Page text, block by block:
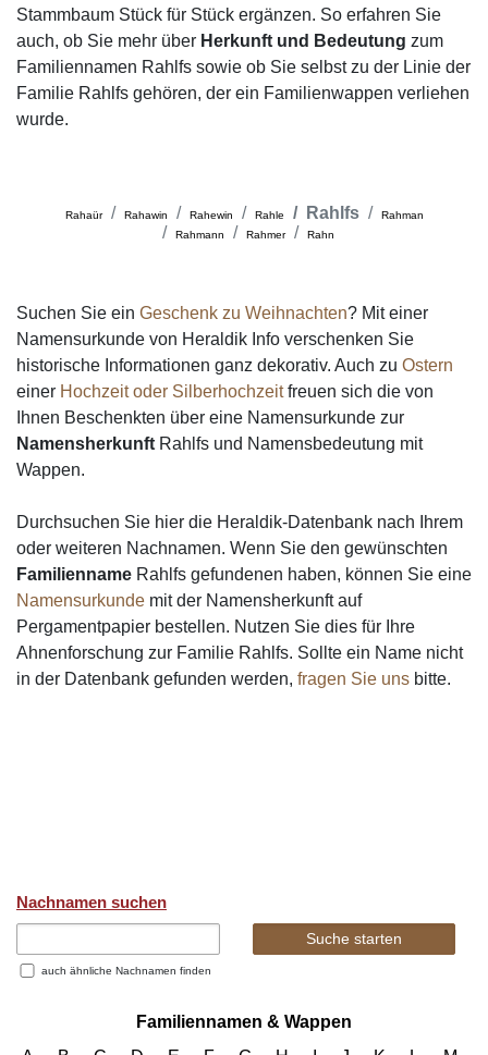
Stammbaum Stück für Stück ergänzen. So erfahren Sie
auch, ob Sie mehr über Herkunft und Bedeutung zum
Familiennamen Rahlfs sowie ob Sie selbst zu der Linie der
Familie Rahlfs gehören, der ein Familienwappen verliehen
wurde.
Rahaür Rahawin Rahewin Rahle Rahlfs
Rahman
Rahmann
Rahmer Rahn
Suchen Sie ein Geschenk zu Weihnachten? Mit einer
Namensurkunde von Heraldik Info verschenken Sie
historische Informationen ganz dekorativ. Auch zu Ostern
einer Hochzeit oder Silberhochzeitfreuen sich die von
Ihnen Beschenkten über eine Namensurkunde zur
Namensherkunft Rahlfs und Namensbedeutung mit
Wappen.
Durchsuchen Sie hier die Heraldik-Datenbank nach Ihrem
oder weiteren Nachnamen. Wenn Sie den gewünschten
Familienname Rahlfs gefundenen haben, können Sie eine
Namensurkunde mit der Namensherkunft auf
Pergamentpapier bestellen. Nutzen Sie dies für Ihre
Ahnenforschung zur Familie Rahlfs. Sollte ein Name nicht
in der Datenbank gefunden werden, fragen Sie uns bitte.
Nachnamen suchen
auch ähnliche Nachnamen finden
Familiennamen & Wappen